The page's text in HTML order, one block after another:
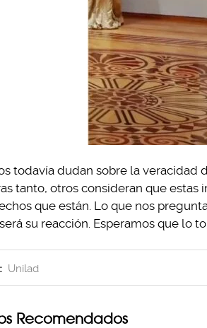
todavía dudan sobre la veracidad
tanto, otros consideran que estas
que están. Lo que nos
su reacción. Esperamos que lo
Unilad
Recomendados